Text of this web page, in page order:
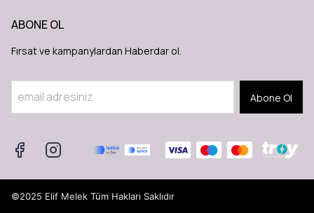
ABONE OL
Fırsat ve kampanylardan Haberdar ol.
Abone Ol
©2025 Elif Melek Tüm Hakları Saklıdır